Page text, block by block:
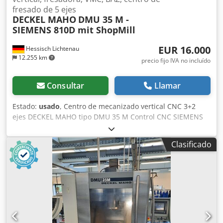
Hessisch Lichtenau
12.255 km
fresado de 5 ejes
DECKEL MAHO DMU 35 M -
SIEMENS 810D mit ShopMill
EUR 16.000
precio fijo IVA no incluído
Consultar Llamar
Estado: usado, Centro de mecanizado vertical CNC 3+2
ejes DECKEL MAHO tipo DMU 35 M Control CNC SIEMENS
810D con ShopMill Marca no 11065353554 Año de
construcción 2001 Recorridos: X: 350 mm, Y: 240 mm, Z:
340 mm Movimientos de la mesa: Eje C: 360° Rango de
giro: +105° / -15° Mesa giratoria universal: 400 x 290 mm,
orificio central 30H6 Carga de la mesa: máx. 100 kg
Distancia punta del husillo - mesa: mín. 145 mm hasta
máx. Velocidad de avance: 5.000 mm/min Marcha rápida (X
/ Y / Z): 5 m/min Finura de entrada: 0,01 mm Requisito de
energía total: 15 kVA Rango de velocidad - husillo principal:
Clasificado